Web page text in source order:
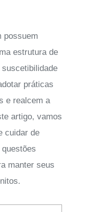
possuem
estrutura de
práticas
e realcem a
artigo, vamos
cuidar de
manter seus